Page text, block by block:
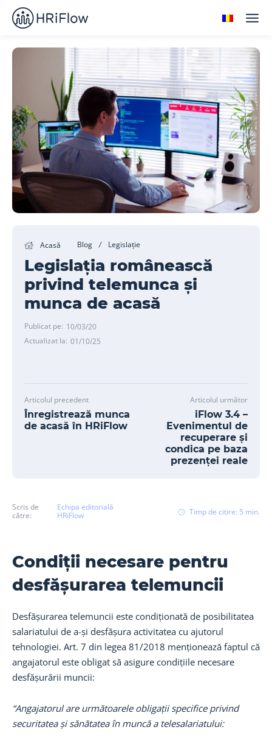
Acasă Blog Legislație
Legislația românească
privind telemunca și
munca de acasă
Publicat pe: 10/03/20
Actualizat la: 01/10/25
Articolul precedent
Înregistrează munca
de acasă în HRiFlow
Articolul următor
iFlow 3.4 –
Evenimentul de
recuperare și
condica pe baza
prezenței reale
Scris de
către:
Echipa editorială
HRiFlow
Timp de citire: 5 min.
Condiții necesare pentru
desfășurarea telemuncii
Desfășurarea telemuncii este condiționată de posibilitatea
salariatului de a-și desfășura activitatea cu ajutorul
tehnologiei. Art. 7 din legea 81/2018 menționează faptul că
angajatorul este obligat să asigure condițiile necesare
desfășurării muncii:
“Angajatorul are următoarele obligații specifice privind
securitatea și sănătatea în muncă a telesalariatului: